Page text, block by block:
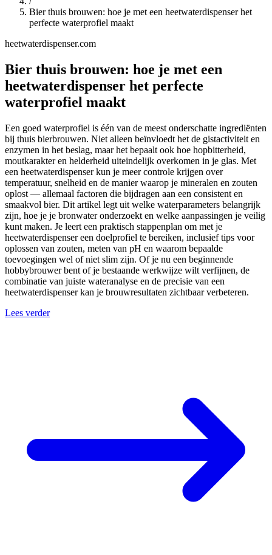
Bier thuis brouwen: hoe je met een heetwaterdispenser het
perfecte waterprofiel maakt
heetwaterdispenser.com
Bier thuis brouwen: hoe je met een
heetwaterdispenser het perfecte
waterprofiel maakt
Een goed waterprofiel is één van de meest onderschatte ingrediënten
bij thuis bierbrouwen. Niet alleen beïnvloedt het de gistactiviteit en
enzymen in het beslag, maar het bepaalt ook hoe hopbitterheid,
moutkarakter en helderheid uiteindelijk overkomen in je glas. Met
een heetwaterdispenser kun je meer controle krijgen over
temperatuur, snelheid en de manier waarop je mineralen en zouten
oplost — allemaal factoren die bijdragen aan een consistent en
smaakvol bier. Dit artikel legt uit welke waterparameters belangrijk
zijn, hoe je je bronwater onderzoekt en welke aanpassingen je veilig
kunt maken. Je leert een praktisch stappenplan om met je
heetwaterdispenser een doelprofiel te bereiken, inclusief tips voor
oplossen van zouten, meten van pH en waarom bepaalde
toevoegingen wel of niet slim zijn. Of je nu een beginnende
hobbybrouwer bent of je bestaande werkwijze wilt verfijnen, de
combinatie van juiste wateranalyse en de precisie van een
heetwaterdispenser kan je brouwresultaten zichtbaar verbeteren.
Lees verder